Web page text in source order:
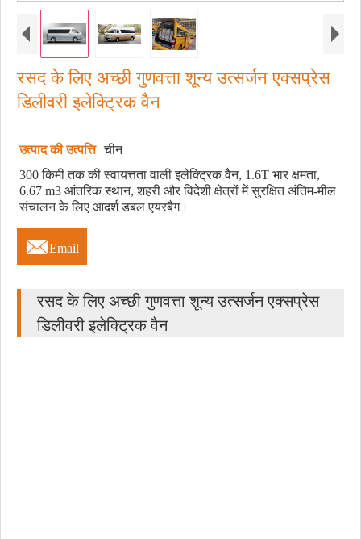
रसद के लिए अच्छी गुणवत्ता शून्य उत्सर्जन एक्सप्रेस
डिलीवरी इलेक्ट्रिक वैन
उत्पाद की उत्पत्ति चीन
300 किमी तक की स्वायत्तता वाली इलेक्ट्रिक वैन, 1.6T भार क्षमता,
6.67 m3 आंतरिक स्थान, शहरी और विदेशी क्षेत्रों में सुरक्षित अंतिम-मील
संचालन के लिए आदर्श डबल एयरबैग।
Email
रसद के लिए अच्छी गुणवत्ता शून्य उत्सर्जन एक्सप्रेस
डिलीवरी इलेक्ट्रिक वैन